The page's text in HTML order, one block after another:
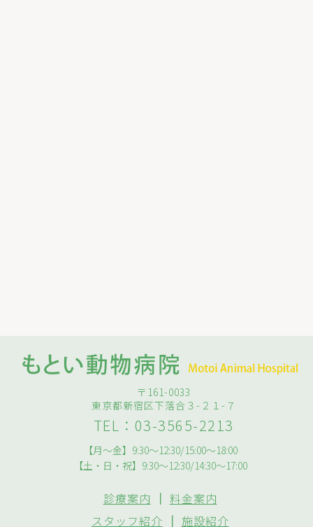
〒161-0033
東京都新宿区下落合３-２１-７
TEL：03-3565-2213
【月～金】9:30～12:30/15:00～18:00
【土・日・祝】9:30～12:30/14:30～17:00
診療案内 ｜ 料金案内
スタッフ紹介 ｜ 施設紹介